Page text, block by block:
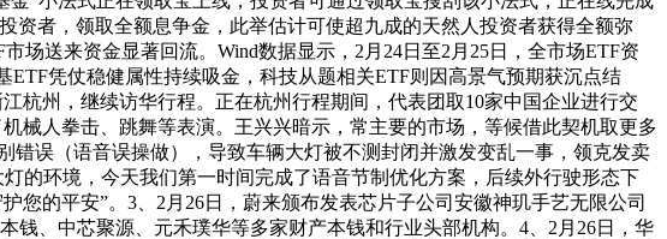
资者，领取全额息争金，此举估计可使超九成的天然人投资者获得全额弥
场送来资金显著回流。Wind数据显示，2月24日至2月25日，全市场ETF资
凭仗稳健属性持续吸金，科技从题相关ETF则因高景气预期获沉点结
杭州，继续访华行程。正在杭州行程期间，代表团取10家中国企业进行交
械人拳击、跳舞等表演。王兴兴暗示，常主要的市场，等候借此契机取更多
误（语音误操做），导致车辆大灯被不测封闭并激发变乱一事，领克发卖
的环境，今天我们第一时间完成了语音节制优化方案，后续外行驶形态下
的平安”。3、2月26日，蔚来颁布发表芯片子公司安徽神玑手艺无限公司
、中芯聚源、元禾璞华等多家财产本钱和行业头部机构。4、2月26日，华